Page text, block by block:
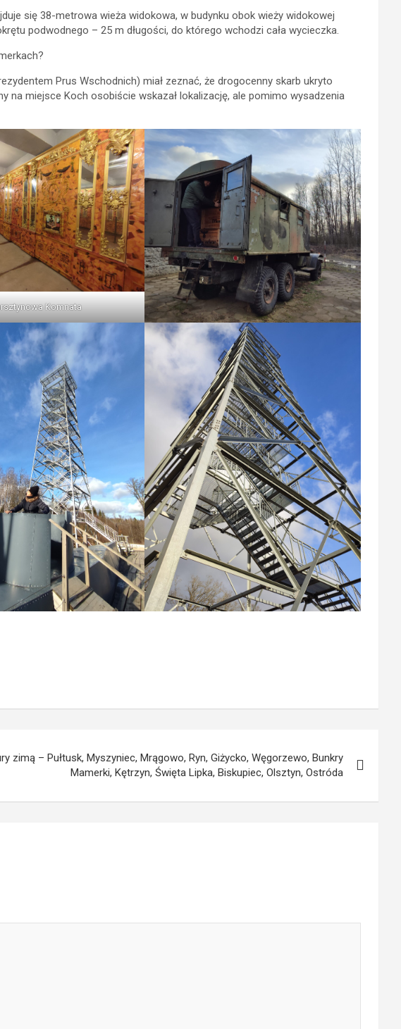
się 38-metrowa wieża widokowa, w budynku obok wieży widokowej
podwodnego – 25 m długości, do którego wchodzi cała wycieczka.
Prus Wschodnich) miał zeznać, że drogocenny skarb ukryto
na miejsce Koch osobiście wskazał lokalizację, ale pomimo wysadzenia
Komnata
zimą – Pułtusk, Myszyniec, Mrągowo, Ryn, Giżycko, Węgorzewo, Bunkry
Mamerki, Kętrzyn, Święta Lipka, Biskupiec, Olsztyn, Ostróda